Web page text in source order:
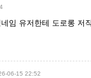
임 유저한테 도로롱 저
06-15 22:52